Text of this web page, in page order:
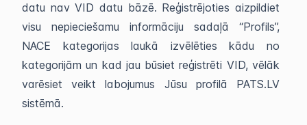
datu nav VID datu bāzē. Reģistrējoties aizpildiet
visu nepieciešamu informāciju sadaļā “Profils”,
NACE kategorijas laukā izvēlēties kādu no
kategorijām un kad jau būsiet reģistrēti VID, vēlāk
varēsiet veikt labojumus Jūsu profilā PATS.LV
sistēmā.